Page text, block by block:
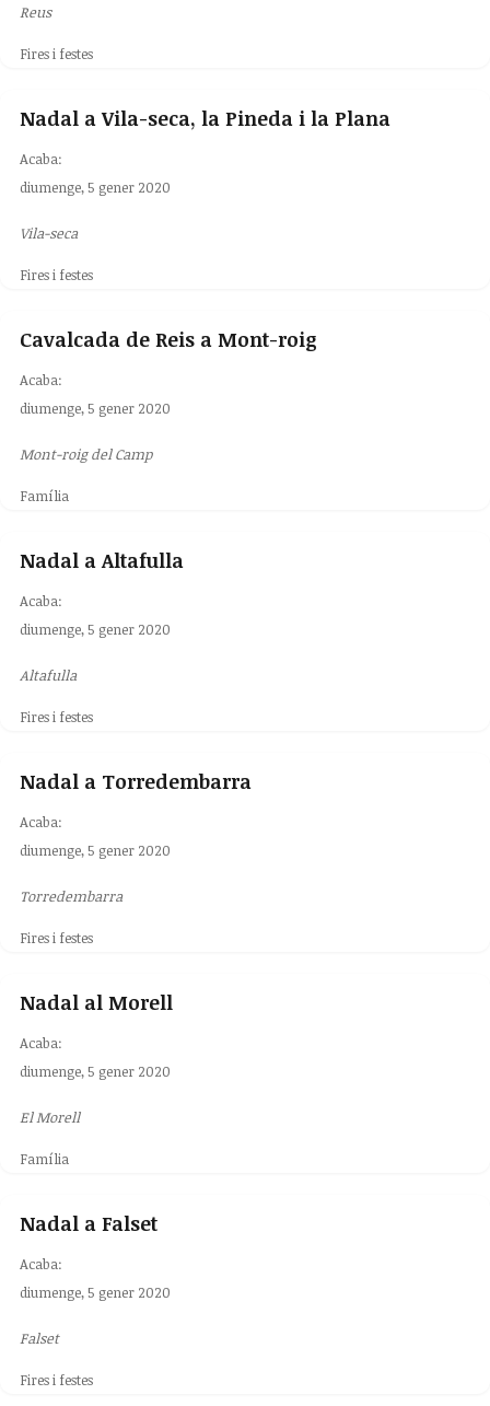
Reus
Fires i festes
Nadal a Vila-seca, la Pineda i la Plana
Acaba:
diumenge, 5 gener 2020
Vila-seca
Fires i festes
Cavalcada de Reis a Mont-roig
Acaba:
diumenge, 5 gener 2020
Mont-roig del Camp
Família
Nadal a Altafulla
Acaba:
diumenge, 5 gener 2020
Altafulla
Fires i festes
Nadal a Torredembarra
Acaba:
diumenge, 5 gener 2020
Torredembarra
Fires i festes
Nadal al Morell
Acaba:
diumenge, 5 gener 2020
El Morell
Família
Nadal a Falset
Acaba:
diumenge, 5 gener 2020
Falset
Fires i festes